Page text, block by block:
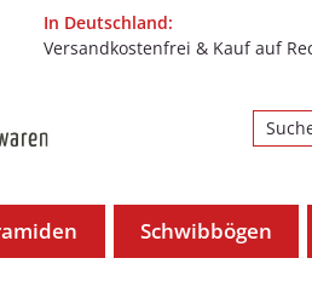
In Deutschland:
Versandkostenfrei & Kauf auf
Schwibbögen